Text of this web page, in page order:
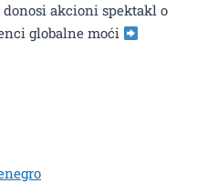
akcioni spektakl o
globalne moći